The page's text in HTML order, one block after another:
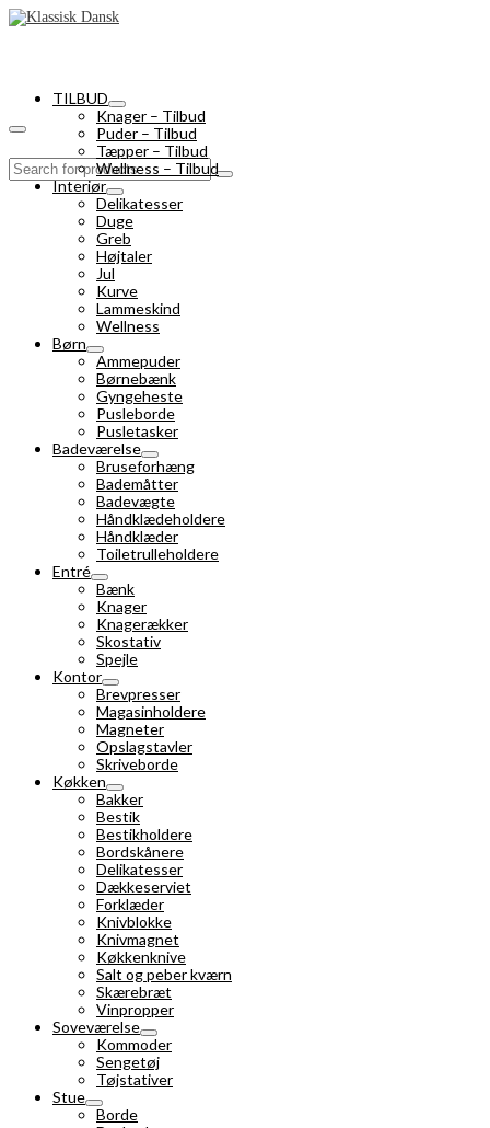
Search
for:
TILBUD
Knager – Tilbud
Puder – Tilbud
Tæpper – Tilbud
Wellness – Tilbud
Interiør
Delikatesser
Duge
Greb
Højtaler
Jul
Kurve
Lammeskind
Wellness
Børn
Ammepuder
Børnebænk
Gyngeheste
Pusleborde
Pusletasker
Badeværelse
Bruseforhæng
Bademåtter
Badevægte
Håndklædeholdere
Håndklæder
Toiletrulleholdere
Entré
Bænk
Knager
Knagerækker
Skostativ
Spejle
Kontor
Brevpresser
Magasinholdere
Magneter
Opslagstavler
Skriveborde
Køkken
Bakker
Bestik
Bestikholdere
Bordskånere
Delikatesser
Dækkeserviet
Forklæder
Knivblokke
Knivmagnet
Køkkenknive
Salt og peber kværn
Skærebræt
Vinpropper
Soveværelse
Kommoder
Sengetøj
Tøjstativer
Stue
Borde